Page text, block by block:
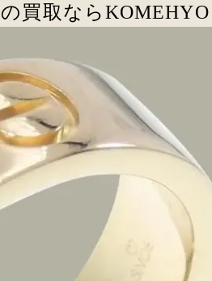
買取ならKOMEHYO